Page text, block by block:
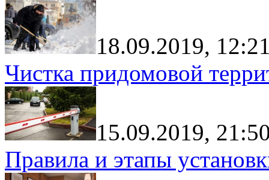
18.09.2019,
Чистка придомовой
15.09.2019,
Правила и этапы